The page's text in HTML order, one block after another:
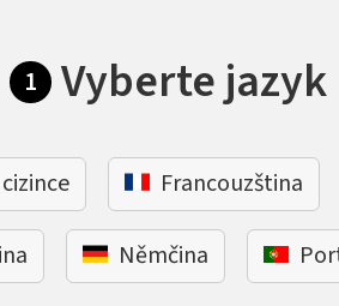
1 Vyberte jazyk
Francouzština
Němčina